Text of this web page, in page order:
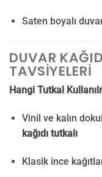
Saten boyalı
DUVAR
TAVSIYELERI
Hangi Tutkal
Vinil ve kalın
kağıdı tutkalı
Klasik ince